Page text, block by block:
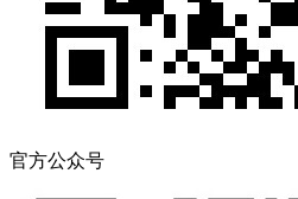
官方公众号